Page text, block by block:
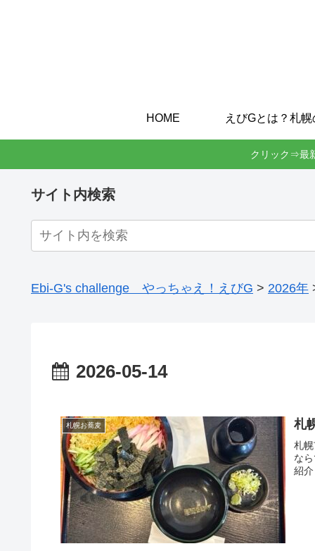
HOME
クリック⇒最
サイト内検索
Ebi-G's challenge やっちゃえ！えびG > 2026年
2026-05-14
札幌お蕎麦 札
札
な
紹